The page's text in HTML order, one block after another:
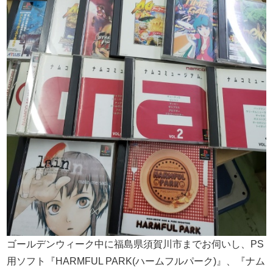
ゴールデンウィーク中に福島県須賀川市までお伺いし、PS
用ソフト『HARMFUL PARK(ハームフルパーク)』、『ナム